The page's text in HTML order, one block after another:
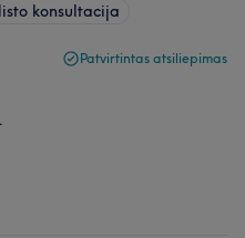
konsultacija
Patvirtintas atsiliepimas